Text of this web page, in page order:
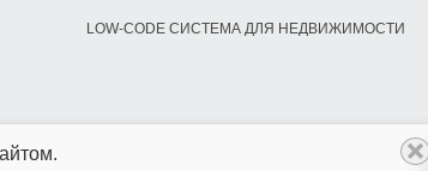
LOW-CODE СИСТЕМА ДЛЯ НЕДВИЖИМОСТИ